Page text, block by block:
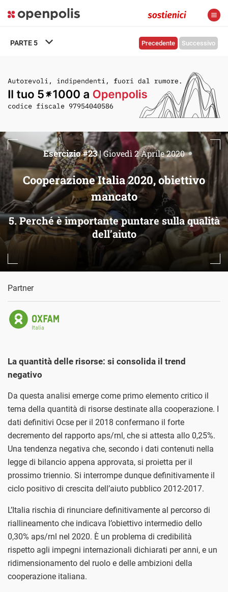
Precedente Successivo
PARTE5
Cooperazione Italia 2020, obiettivo
mancato
5. Perché è importante puntare sulla qualità
dell’aiuto
Esercizio #23 |Giovedì 2 Aprile 2020
Partner
La quantità delle risorse: si consolida il trend
negativo
Da questa analisi emerge come primo elemento critico il
tema della quantità di risorse destinate alla cooperazione. I
dati definitivi Ocse per il 2018 confermano il forte
decremento del rapporto aps/rnl, che si attesta allo 0,25%.
Una tendenza negativa che, secondo i dati contenuti nella
legge di bilancio appena approvata, si proietta per il
prossimo triennio. Si interrompe dunque definitivamente il
ciclo positivo di crescita dell’aiuto pubblico 2012-2017.
L’Italia rischia di rinunciare definitivamente al percorso di
riallineamento che indicava l’obiettivo intermedio dello
0,30% aps/rnl nel 2020. È un problema di credibilità
rispetto agli impegni internazionali dichiarati per anni, e un
ridimensionamento del ruolo e delle ambizioni della
cooperazione italiana.